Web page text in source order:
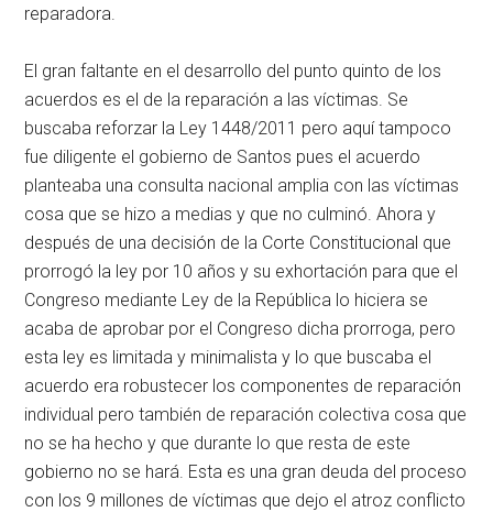
reparadora.
El gran faltante en el desarrollo del punto quinto de los
acuerdos es el de la reparación a las víctimas. Se
buscaba reforzar la Ley 1448/2011 pero aquí tampoco
fue diligente el gobierno de Santos pues el acuerdo
planteaba una consulta nacional amplia con las víctimas
cosa que se hizo a medias y que no culminó. Ahora y
después de una decisión de la Corte Constitucional que
prorrogó la ley por 10 años y su exhortación para que el
Congreso mediante Ley de la República lo hiciera se
acaba de aprobar por el Congreso dicha prorroga, pero
esta ley es limitada y minimalista y lo que buscaba el
acuerdo era robustecer los componentes de reparación
individual pero también de reparación colectiva cosa que
no se ha hecho y que durante lo que resta de este
gobierno no se hará. Esta es una gran deuda del proceso
con los 9 millones de víctimas que dejo el atroz conflicto